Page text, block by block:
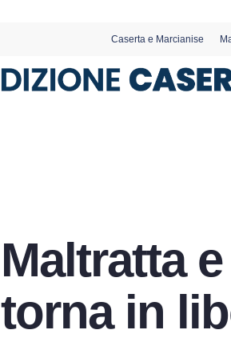
Caserta e Marcianise
Maltratta
torna in